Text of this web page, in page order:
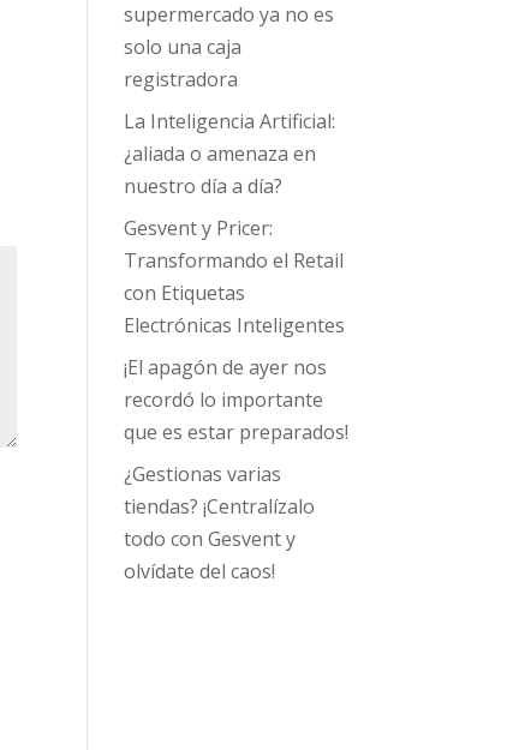
supermercado ya no es
solo una caja
registradora
La Inteligencia Artificial:
¿aliada o amenaza en
nuestro día a día?
Gesvent y Pricer:
Transformando el Retail
con Etiquetas
Electrónicas Inteligentes
¡El apagón de ayer nos
recordó lo importante
que es estar preparados!
¿Gestionas varias
tiendas? ¡Centralízalo
todo con Gesvent y
olvídate del caos!